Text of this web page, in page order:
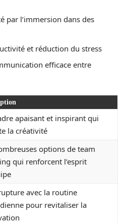
par l’immersion dans des
et réduction du stress
efficace entre
apaisant et inspirant qui
la créativité
options de team
qui renforcent l’esprit
avec la routine
pour revitaliser la